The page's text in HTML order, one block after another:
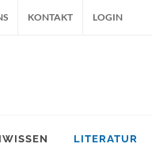
KONTAKT LOGIN
LITERATUR